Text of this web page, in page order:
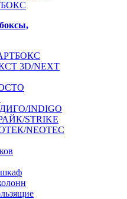
3D/NEXT
INDIGO
STRIKE
NEOTEC